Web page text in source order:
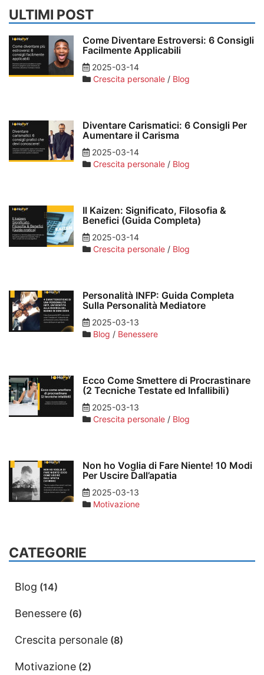
ULTIMI POST
Come Diventare Estroversi: 6 Consigli
Facilmente Applicabili
2025-03-14
Crescita personale / Blog
Diventare Carismatici: 6 Consigli Per
Aumentare il Carisma
2025-03-14
Crescita personale / Blog
Il Kaizen: Significato, Filosofia &
Benefici (Guida Completa)
2025-03-14
Crescita personale / Blog
Personalità INFP: Guida Completa
Sulla Personalità Mediatore
2025-03-13
Blog / Benessere
Ecco Come Smettere di Procrastinare
(2 Tecniche Testate ed Infallibili)
2025-03-13
Crescita personale / Blog
Non ho Voglia di Fare Niente! 10 Modi
Per Uscire Dall’apatia
2025-03-13
Motivazione
CATEGORIE
Blog (14)
Benessere (6)
Crescita personale (8)
Motivazione (2)